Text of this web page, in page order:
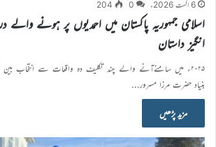
6 اگست 2026ء 0
204
اسلامی جمہوریہ پاکستان میں احمدیوں پر ہونے والے
انگیز داستان
۲۰۲۵ء میں سامنےآنے والے چند تکلیف دہ واقعات سے انتخاب بین
بنیاد حضرت مرزا مسرور…
مزید پڑھیں